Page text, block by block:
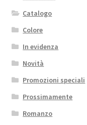
Catalogo
Colore
In evidenza
Novità
Promozioni speciali
Prossimamente
Romanzo